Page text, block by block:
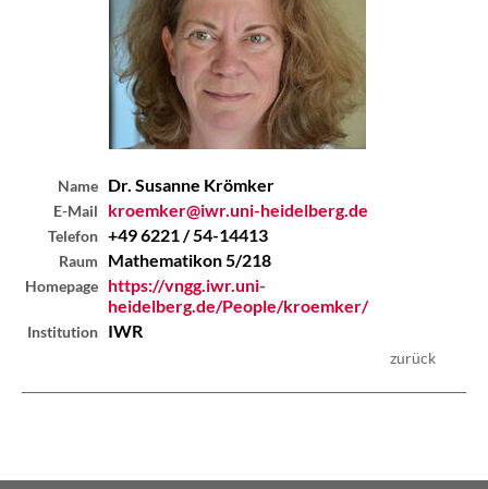
Name Dr. Susanne Krömker
E-Mail kroemker@iwr.uni-heidelberg.de
Telefon +49 6221 / 54-14413
Raum Mathematikon 5/218
Homepage https://vngg.iwr.uni-
heidelberg.de/People/kroemker/
Institution IWR
zurück